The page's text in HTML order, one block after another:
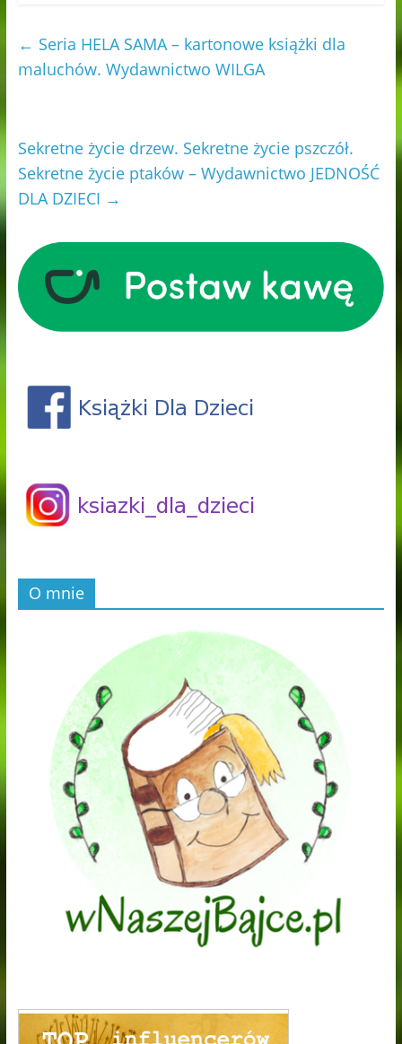
← Seria HELA SAMA – kartonowe książki dla
maluchów. Wydawnictwo WILGA
Sekretne życie drzew. Sekretne życie pszczół.
Sekretne życie ptaków – Wydawnictwo JEDNOŚĆ
DLA DZIECI →
O mnie